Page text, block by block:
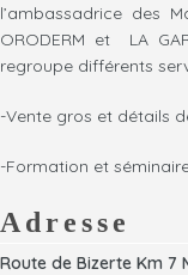
l’ambassadrice des
ORODERM et LA
regroupe différents
-Vente gros et détails
-Formation et
Adresse
Route de Bizerte Km 7